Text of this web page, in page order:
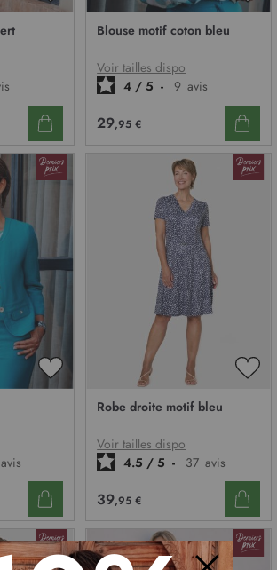
AJOUTER
D’ENVIE
Blouse motif coton bleu
Voir tailles dispo
4 / 5 - 9 avis
29,95 €
AJOUTER
D’ENVIE
avis
Robe droite motif bleu
Voir tailles dispo
4.5 / 5 - 37 avis
39,95 €